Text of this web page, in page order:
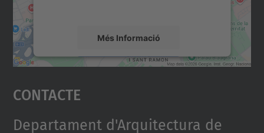
Més Informació
Accepta
powered by
Contacte
Departament d'Arquitectura de